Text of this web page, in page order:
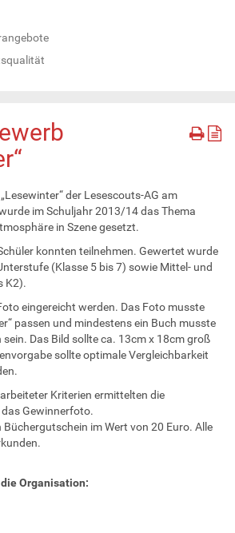
der Lesescouts-AG am
im Schuljahr 2013/14 das Thema
in Szene gesetzt.
konnten teilnehmen. Gewertet wurde
(Klasse 5 bis 7) sowie Mittel- und
K2).
eingereicht werden. Das Foto musste
passen und mindestens ein Buch musste
Das Bild sollte ca. 13cm x 18cm groß
sollte optimale Vergleichbarkeit
Kriterien ermittelten die
Gewinnerfoto.
im Wert von 20 Euro. Alle
Organisation: